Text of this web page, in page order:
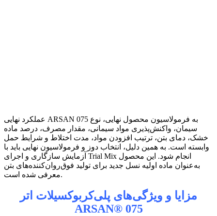
عملکرد نهایی ARSAN 075 به فرمولاسیون محصول نهایی، نوع
سیمان، واکنش‌پذیری مواد سیمانی، مقدار مصرف، درصد ماده
خشک، دمای بتن، ترتیب افزودن مواد، مدت اختلاط و شرایط حمل
وابسته است. به همین دلیل، انتخاب دوز و فرمولاسیون نهایی باید با
آزمایش سازگاری و اجرای Trial Mix انجام شود. این محصول
به‌عنوان ماده اولیه نسل جدید برای تولید فوق‌روان‌کننده‌های بتن
معرفی شده است.
مزایا و ویژگی‌های پلی‌کربوکسیلات اتر
ARSAN® 075